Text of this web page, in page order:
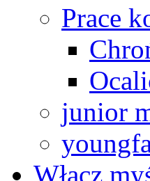
Prace
junior
Włącz